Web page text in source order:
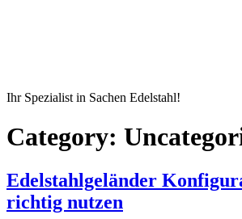
Ihr Spezialist in Sachen Edelstahl!
Category:
Edelstahlgeländer
richtig nutzen